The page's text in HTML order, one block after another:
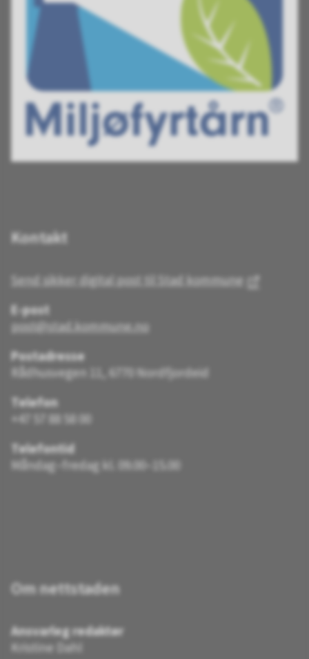
Kontakt
Send sikker digital post til Stad kommune
E-post
post@stad.kommune.no
Postadresse
Rådhusvegen 11, 6770 Nordfjordeid
Telefon
+47 57 88 58 00
Telefontid
Måndag–fredag kl. 09.00–15.00
Om nettstaden
Ansvarleg redaktør
Kristine Dahl